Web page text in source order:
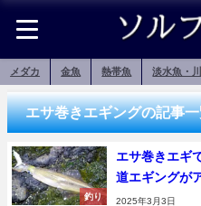
メダカ 金魚 熱帯魚 淡水魚・
エサ巻きエギングの記事
釣り
エサ巻きエギ
道エギングが
2025年3月3日